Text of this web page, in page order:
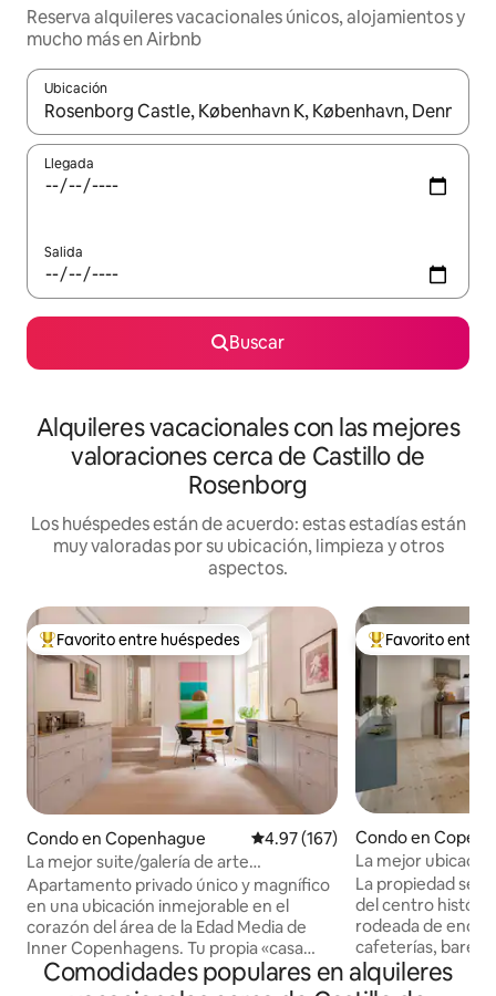
Reserva alquileres vacacionales únicos, alojamientos y
mucho más en Airbnb
Ubicación
Cuando los resultados estén disponibles, navega con las
Llegada
Salida
Buscar
Alquileres vacacionales con las mejores
valoraciones cerca de Castillo de
Rosenborg
Los huéspedes están de acuerdo: estas estadías están
muy valoradas por su ubicación, limpieza y otros
aspectos.
Favorito entre huéspedes preferido
Favorito entre huéspedes
Condo en Copenhague Calificación promedio: 4.97 de
4.97 (167)
La mejor suite/galería de arte
céntrica/privada de lujo
Apartamento privado único y magnífico
en una ubicación inmejorable en el
corazón del área de la Edad Media de
Inner Copenhagens. Tu propia «casa
adosada» con entrada privada desde una
calle lateral tranquila. Un lujo de alta
Favorito entre
Favorito entre
Condo en
La mejor
más grandes de
La propiedad se
del centro
rodeada de
cafeterías, bares
únicas. A la vuelta
encuentran los
Comodidades populares en alquileres